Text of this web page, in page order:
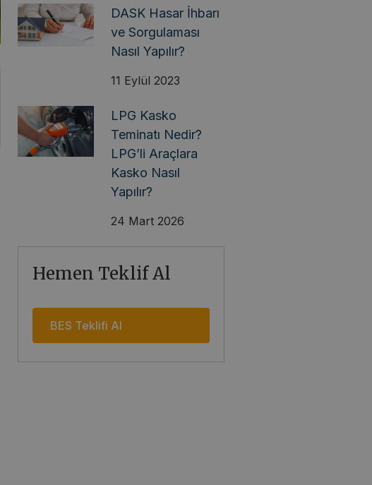
DASK Hasar İhbarı
ve Sorgulaması
Nasıl Yapılır?
11 Eylül 2023
LPG Kasko
Teminatı Nedir?
LPG’li Araçlara
Kasko Nasıl
Yapılır?
24 Mart 2026
Hemen Teklif Al
BES Teklifi Al